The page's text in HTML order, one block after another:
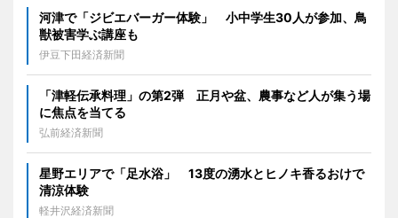
河津で「ジビエバーガー体験」 小中学生30人が参加、鳥
獣被害学ぶ講座も
伊豆下田経済新聞
「津軽伝承料理」の第2弾 正月や盆、農事など人が集う場
に焦点を当てる
弘前経済新聞
星野エリアで「足水浴」 13度の湧水とヒノキ香るおけで
清涼体験
軽井沢経済新聞